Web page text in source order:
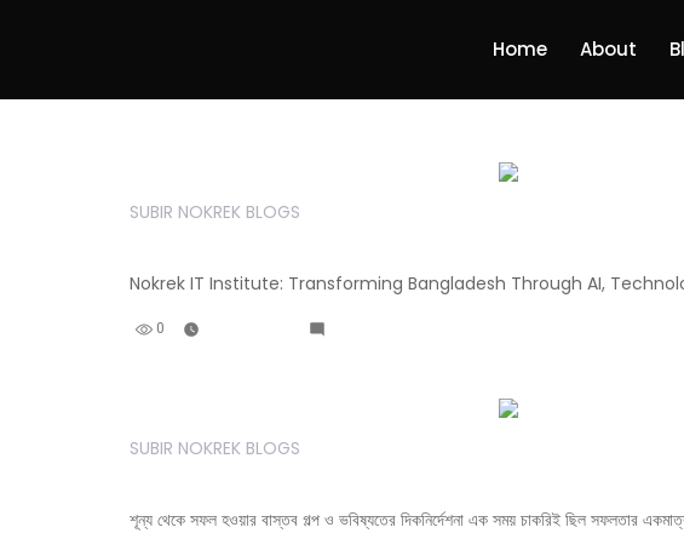
Professional Google AI Certified Specialist
Home About
SUBIR NOKREK BLOGS
Nokrek IT Institute: Transforming Bangladesh Through AI,
0
SUBIR NOKREK BLOGS
শূন্য থেকে সফল হওয়ার বাস্তব গল্প ও ভবিষ্যতের দিকনির্দেশনা এক সময় চাকরিই ছিল সফলতার